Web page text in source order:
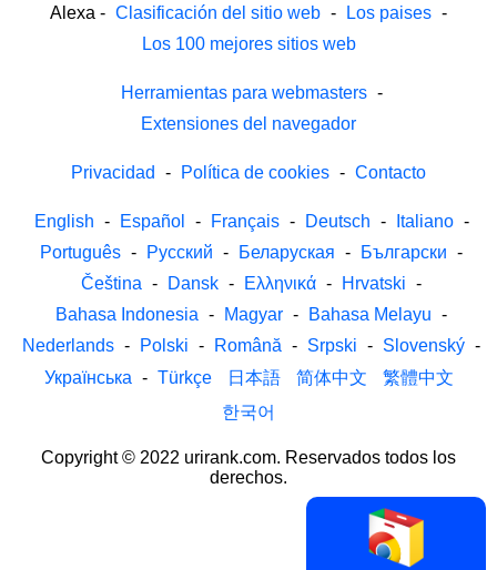
Alexa - Clasificación del sitio web - Los paises -
Los 100 mejores sitios web
Herramientas para webmasters -
Extensiones del navegador
Privacidad - Política de cookies - Contacto
English - Español - Français - Deutsch - Italiano -
Português - Русский - Беларуская - Български -
Čeština - Dansk - Ελληνικά - Hrvatski -
Bahasa Indonesia - Magyar - Bahasa Melayu -
Nederlands - Polski - Română - Srpski - Slovenský -
Українська - Türkçe 日本語 简体中文
繁體中文
한국어
Copyright © 2022 urirank.com. Reservados todos los
derechos.